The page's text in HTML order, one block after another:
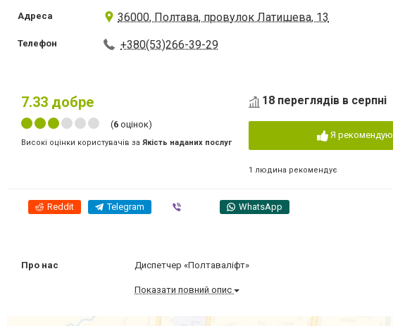
Адреса 36000, Полтава, провулок Латишева, 13
Телефон +380(53)266-39-29
7.33 добре
(6 оцінок)
Високі оцінки користувачів за Якість наданих послуг
18 переглядів в серпні
Я рекомендую
1 людина рекомендує
Reddit Telegram WhatsApp
Про нас Диспетчер «Полтаваліфт»
Показати повний опис